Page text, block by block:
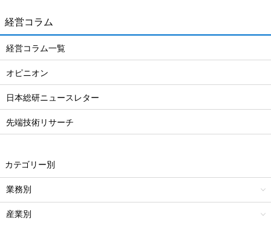
経営コラム
経営コラム一覧
オピニオン
日本総研ニュースレター
先端技術リサーチ
カテゴリー別
業務別
産業別